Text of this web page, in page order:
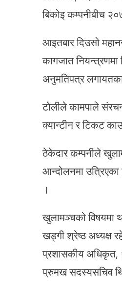
बिकोइ कम्पनीबीच
आइतबार दिउसो
कागजात नियन्त्रणमा
अनुमतिपत्र लगायतका
टोलीले कामपाले
क्यान्टीन र टिकट
ठेकेदार कम्पनीले
आन्दोलनमा
।
खुलामञ्चको विषयमा
खड्गी श्रेष्ठ अध्यक्ष
प्रशासकीय अधिकृत,
प्रुमख सदस्यसचिव